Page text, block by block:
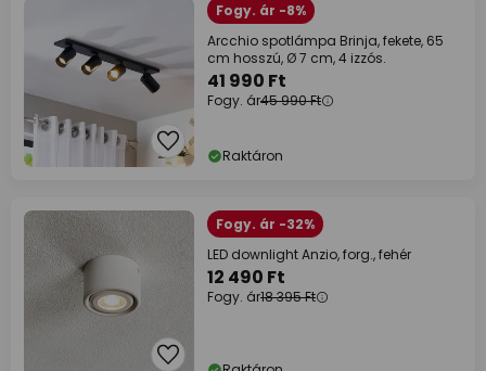
Fogy. ár -8%
Arcchio spotlámpa Brinja, fekete, 65
cm hosszú, Ø 7 cm, 4 izzós.
41 990 Ft
Fogy. ár45 990 Ft
Raktáron
Fogy. ár -32%
LED downlight Anzio, forg., fehér
12 490 Ft
Fogy. ár18 395 Ft